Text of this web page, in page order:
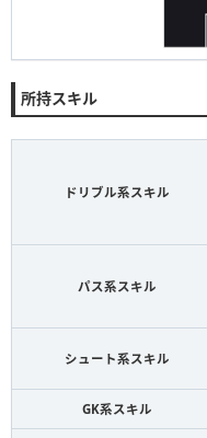
所持スキル
ドリブル系スキル
パス系スキル
シュート系スキル
GK系スキル